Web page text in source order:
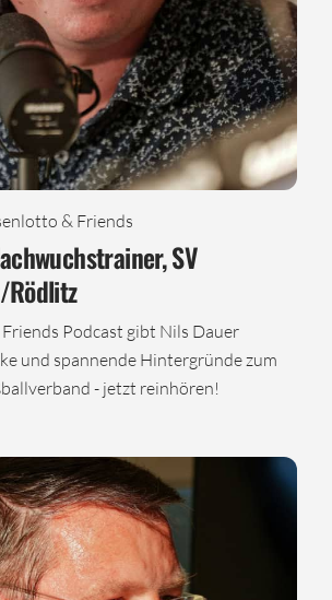
& Friends
SV
Podcast gibt Nils Dauer
und spannende Hintergründe zum
- jetzt reinhören!